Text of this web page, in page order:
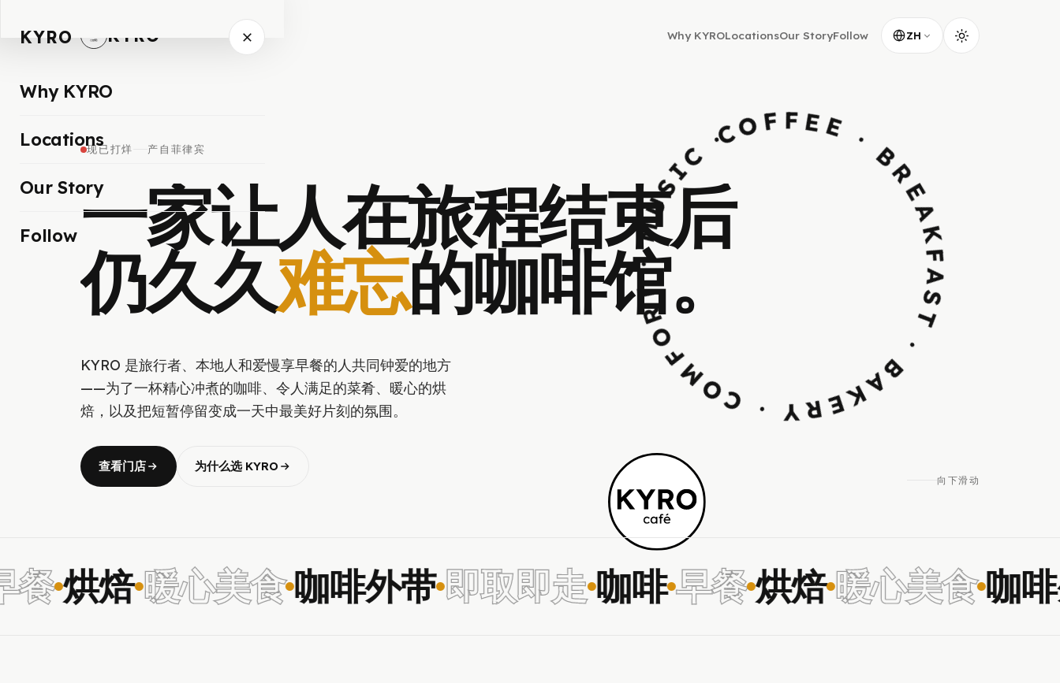
KYRO Why KYROLocationsOur StoryFollow ZH
KYRO
Why KYRO
Locations
Our Story
Follow COFFEE · BREAKFAST · BAKERY · COMFORT · MUSIC ·
现已打烊 产自菲律宾
一家让人在旅程结束后
仍久久难忘的咖啡馆。
KYRO 是旅行者、本地人和爱慢享早餐的人共同钟爱的地方
——为了一杯精心冲煮的咖啡、令人满足的菜肴、暖心的烘
焙，以及把短暂停留变成一天中最美好片刻的氛围。
查看门店 为什么选 KYRO
向下滑动
烘焙暖心美食咖啡外带即取即走咖啡 早餐烘焙暖心美食咖啡